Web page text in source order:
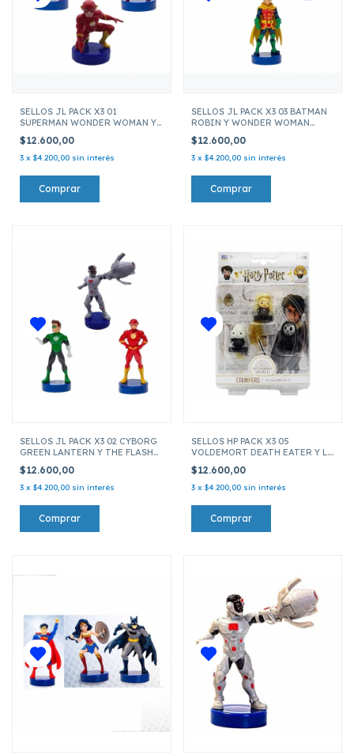
SELLOS JL PACK X3 01
SUPERMAN WONDER WOMAN Y
JLA5020 01
$12.600,00
3 x $4.200,00 sin interés
SELLOS JL PACK X3 03 BATMAN
ROBIN Y WONDER WOMAN
$12.600,00
3 x $4.200,00 sin interés
SELLOS JL PACK X3 02 CYBORG
GREEN LANTERN Y THE FLASH
$12.600,00
3 x $4.200,00 sin interés
SELLOS HP PACK X3 05
VOLDEMORT DEATH EATER Y L.
$12.600,00
3 x $4.200,00 sin interés